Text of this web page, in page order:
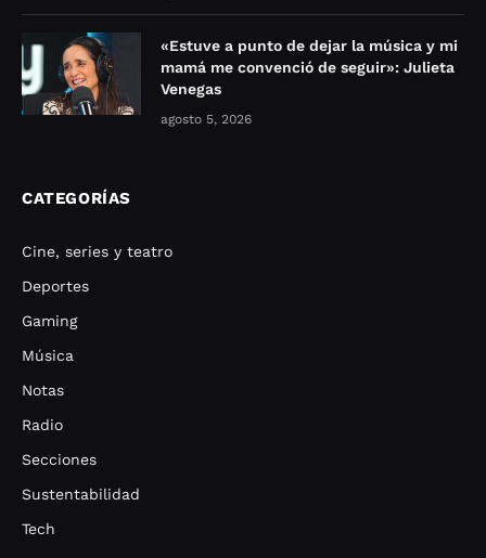
«Estuve a punto de dejar la música y mi
mamá me convenció de seguir»: Julieta
Venegas
agosto 5, 2026
CATEGORÍAS
Cine, series y teatro
Deportes
Gaming
Música
Notas
Radio
Secciones
Sustentabilidad
Tech